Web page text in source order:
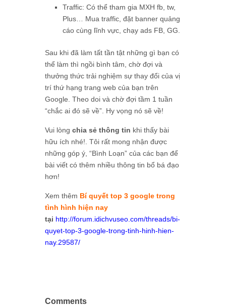
Traffic: Có thể tham gia MXH fb, tw,
Plus… Mua traffic, đặt banner quảng
cáo cùng lĩnh vực, chạy ads FB, GG.
Sau khi đã làm tất tần tật những gì bạn có
thể làm thì ngồi bình tâm, chờ đợi và
thưởng thức trải nghiệm sự thay đổi của vị
trí thứ hạng trang web của bạn trên
Google. Theo doi và chờ đợi tầm 1 tuần
“chắc ai đó sẽ về”. Hy vọng nó sẽ về!
Vui lòng chia sẻ thông tin khi thấy bài
hữu ích nhé!. Tôi rất mong nhận được
những góp ý, “Bình Loạn” của các bạn để
bài viết có thêm nhiều thông tin bổ bá đạo
hơn!
Xem thêm Bí quyết top 3 google trong
tình hình hiện nay
tại http://forum.idichvuseo.com/threads/bi-
quyet-top-3-google-trong-tinh-hinh-hien-
nay.29587/
Comments